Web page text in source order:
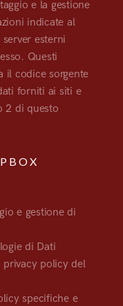
e la gestione
indicate al
esterni
Questi
il codice sorgente
forniti ai siti e
2 di questo
e gestione di
di Dati
privacy policy del
specifiche e